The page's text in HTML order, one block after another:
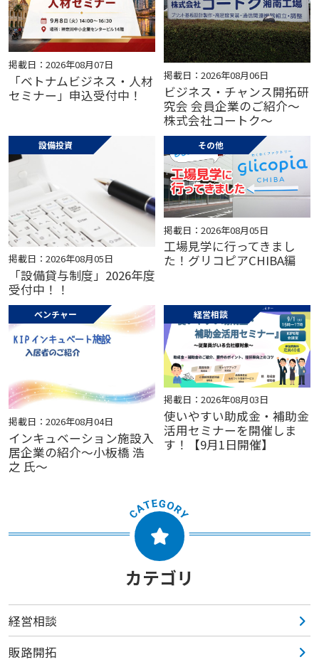
掲載日：2026年08月07日
「ベトナムビジネス・人材
セミナー」申込受付中！
掲載日：2026年08月06日
ビジネス・チャンス開拓研
究会 会員企業のご紹介～
株式会社コートク～
設備投資
掲載日：2026年08月05日
「設備貸与制度」2026年度
受付中！！
その他
掲載日：2026年08月05日
工場見学に行ってきまし
た！グリコピアCHIBA編
ベンチャー
掲載日：2026年08月04日
インキュベーション施設入
居企業の紹介～小板橋 浩
之 氏～
経営相談
掲載日：2026年08月03日
使いやすい助成金・補助金
活用セミナーを開催しま
す！【9月1日開催】
カテゴリ
経営相談
販路開拓